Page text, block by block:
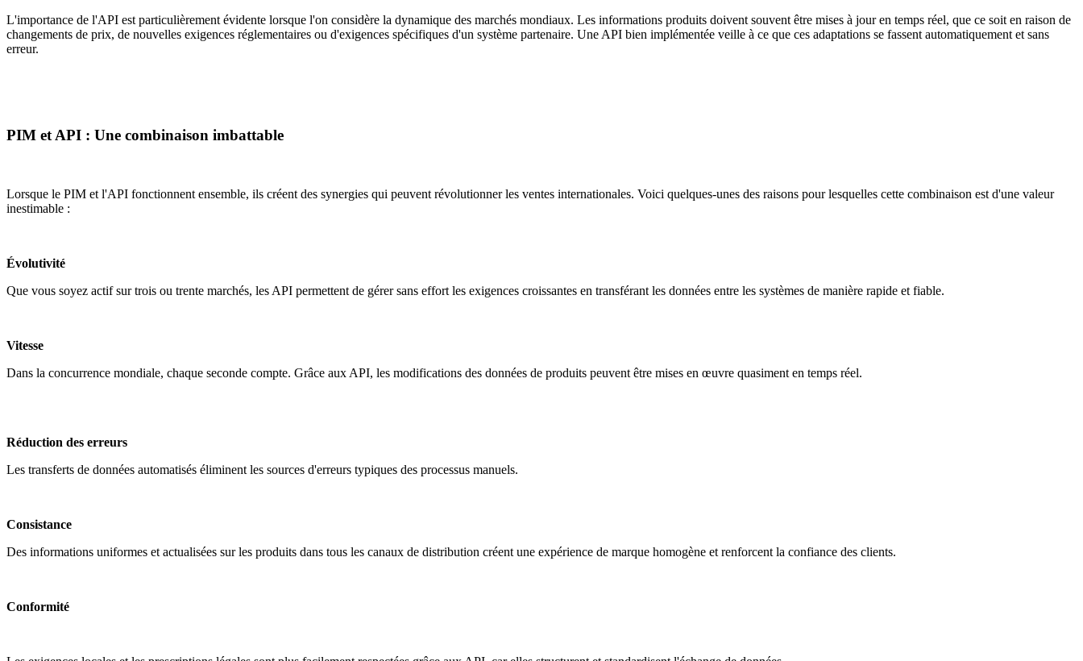
L'importance de l'API est particulièrement évidente lorsque l'on considère la dynamique des marchés mondiaux. Les informations produits doivent souvent être mises à jour en temps réel, que ce soit en raison de
changements de prix, de nouvelles exigences réglementaires ou d'exigences spécifiques d'un système partenaire. Une API bien implémentée veille à ce que ces adaptations se fassent automatiquement et sans
erreur.
PIM et API : Une combinaison imbattable
Lorsque le PIM et l'API fonctionnent ensemble, ils créent des synergies qui peuvent révolutionner les ventes internationales. Voici quelques-unes des raisons pour lesquelles cette combinaison est d'une valeur
inestimable :
Évolutivité
Que vous soyez actif sur trois ou trente marchés, les API permettent de gérer sans effort les exigences croissantes en transférant les données entre les systèmes de manière rapide et fiable.
Vitesse
Dans la concurrence mondiale, chaque seconde compte. Grâce aux API, les modifications des données de produits peuvent être mises en œuvre quasiment en temps réel.
Réduction des erreurs
Les transferts de données automatisés éliminent les sources d'erreurs typiques des processus manuels.
Consistance
Des informations uniformes et actualisées sur les produits dans tous les canaux de distribution créent une expérience de marque homogène et renforcent la confiance des clients.
Conformité